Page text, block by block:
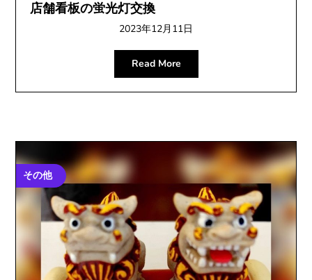
店舗看板の蛍光灯交換
2023年12月11日
Read More
その他